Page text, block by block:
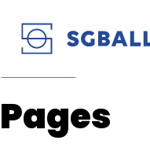
Pages